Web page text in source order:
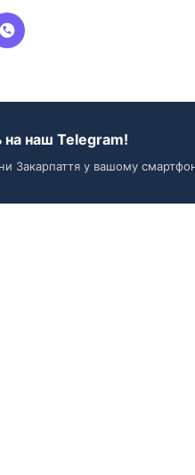
на наш Telegram!
Закарпаття у вашому